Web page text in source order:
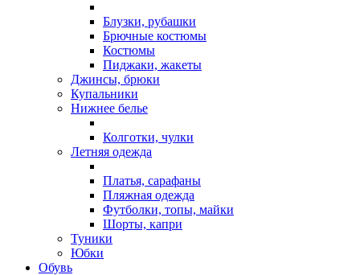
Блузки, рубашки
Брючные костюмы
Костюмы
Пиджаки, жакеты
Джинсы, брюки
Купальники
Нижнее белье
Колготки, чулки
Летняя одежда
Платья, сарафаны
Пляжная одежда
Футболки, топы, майки
Шорты, капри
Туники
Юбки
Обувь